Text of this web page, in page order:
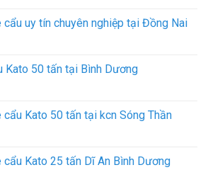
cẩu uy tín chuyên nghiệp tại Đồng Nai
Kato 50 tấn tại Bình Dương
cẩu Kato 50 tấn tại kcn Sóng Thần
cẩu Kato 25 tấn Dĩ An Bình Dương